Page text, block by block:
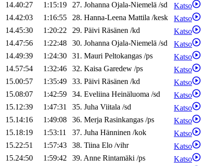
14.40:27
1:15:19 27. Johanna Ojala-Niemelä /sd
Katso
14.42:03
1:16:55 28. Hanna-Leena Mattila /kesk
Katso
14.45:30
1:20:22 29. Päivi Räsänen /kd
Katso
14.47:56
1:22:48 30. Johanna Ojala-Niemelä /sd
Katso
14.49:39
1:24:30 31. Mauri Peltokangas /ps
Katso
14.57:54
1:32:46 32. Kaisa Garedew /ps
Katso
15.00:57
1:35:49 33. Päivi Räsänen /kd
Katso
15.08:07
1:42:59 34. Eveliina Heinäluoma /sd
Katso
15.12:39
1:47:31 35. Juha Viitala /sd
Katso
15.14:16
1:49:08 36. Merja Rasinkangas /ps
Katso
15.18:19
1:53:11 37. Juha Hänninen /kok
Katso
15.22:51
1:57:43 38. Tiina Elo /vihr
Katso
15.24:50
1:59:42 39. Anne Rintamäki /ps
Katso